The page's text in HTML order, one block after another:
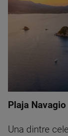
Plaja
Una dintre